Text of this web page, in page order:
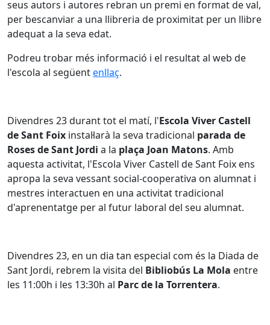
seus autors i autores rebran un premi en format de val,
per bescanviar a una llibreria de proximitat per un llibre
adequat a la seva edat.
Podreu trobar més informació i el resultat al web de
l'escola al següentenllaç.
Divendres 23 durant tot el matí, l'Escola Viver Castell
de Sant Foix instal·larà la seva tradicional parada de
Roses de Sant Jordi a la plaça Joan Matons. Amb
aquesta activitat, l'Escola Viver Castell de Sant Foix ens
apropa la seva vessant social-cooperativa on alumnat i
mestres interactuen en una activitat tradicional
d'aprenentatge per al futur laboral del seu alumnat.
Divendres 23, en un dia tan especial com és la Diada de
Sant Jordi, rebrem la visita del Bibliobús La Mola entre
les 11:00h i les 13:30h al Parc de la Torrentera.